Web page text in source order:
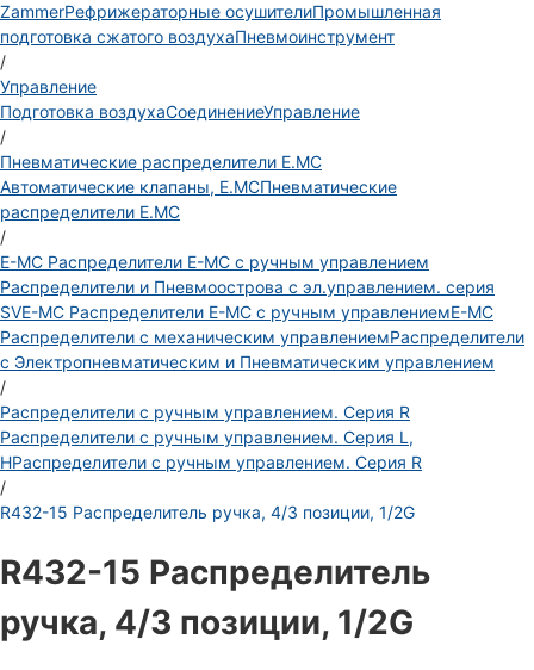
ZammerРефрижераторные осушителиПромышленная
подготовка сжатого воздухаПневмоинструмент
/
Управление
Подготовка воздухаСоединениеУправление
/
Пневматические распределители E.MC
Автоматические клапаны, Е.МСПневматические
распределители E.MC
/
E-MC Распределители E-MC с ручным управлением
Распределители и Пневмоострова с эл.управлением. серия
SVE-MC Распределители E-MC с ручным управлениемE-MC
Распределители с механическим управлениемРаспределители
с Электропневматическим и Пневматическим управлением
/
Распределители с ручным управлением. Серия R
Распределители с ручным управлением. Серия L,
HРаспределители с ручным управлением. Серия R
/
R432-15 Распределитель ручка, 4/3 позиции, 1/2G
R432-15 Распределитель
ручка, 4/3 позиции, 1/2G